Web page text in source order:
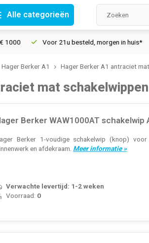
Alle categorieën
Voor 21u besteld, morgen in huis* 30
Hager Berker A1 Hager Berker A1 antraciet mat
mat schakelwippen
Berker WAW1000AT
Berker 1-voudige schakelwip (knop)
en afdekraam. Meer informatie »
Verwachte levertijd: 1-2 weken
Voorraad: 0